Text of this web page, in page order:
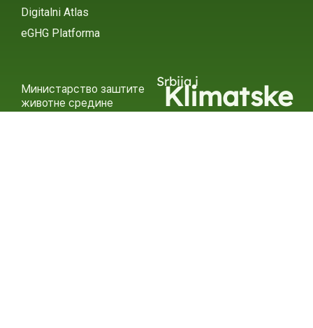
Digitalni Atlas
eGHG Platforma
Министарство заштите
животне средине
Srbija i
Klimatske